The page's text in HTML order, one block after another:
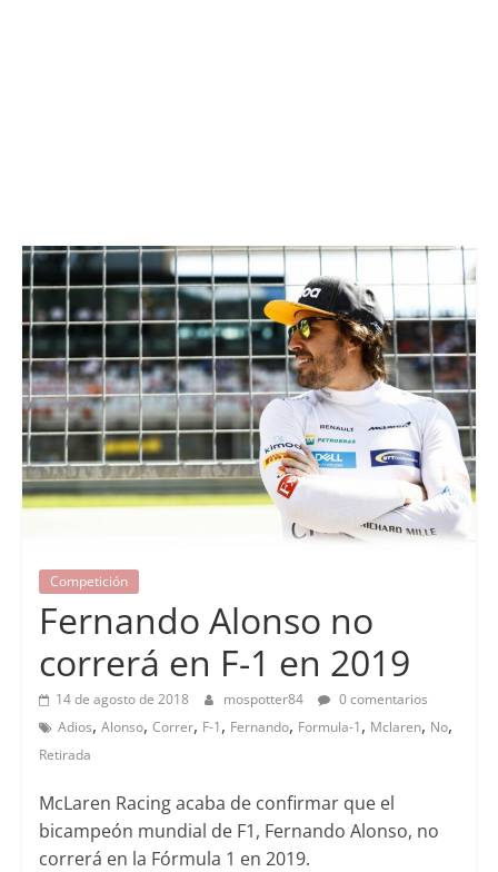
Competición
Fernando Alonso no
correrá en F-1 en 2019
14 de agosto de 2018 mospotter84
0 comentarios
Adios, Alonso, Correr, F-1, Fernando, Formula-1, Mclaren, No,
Retirada
McLaren Racing acaba de confirmar que el
bicampeón mundial de F1, Fernando Alonso, no
correrá en la Fórmula 1 en 2019.